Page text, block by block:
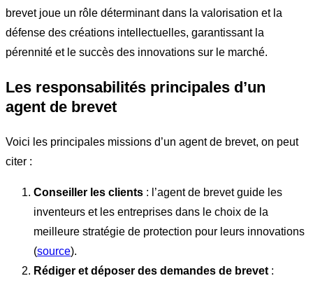
brevet joue un rôle déterminant dans la valorisation et la
défense des créations intellectuelles, garantissant la
pérennité et le succès des innovations sur le marché.
Les responsabilités principales d’un
agent de brevet
Voici les principales missions d’un agent de brevet, on peut
citer :
Conseiller les clients : l’agent de brevet guide les
inventeurs et les entreprises dans le choix de la
meilleure stratégie de protection pour leurs innovations
(source).
Rédiger et déposer des demandes de brevet :